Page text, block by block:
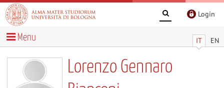
Login
IT EN
Menu
Lorenzo Gennaro